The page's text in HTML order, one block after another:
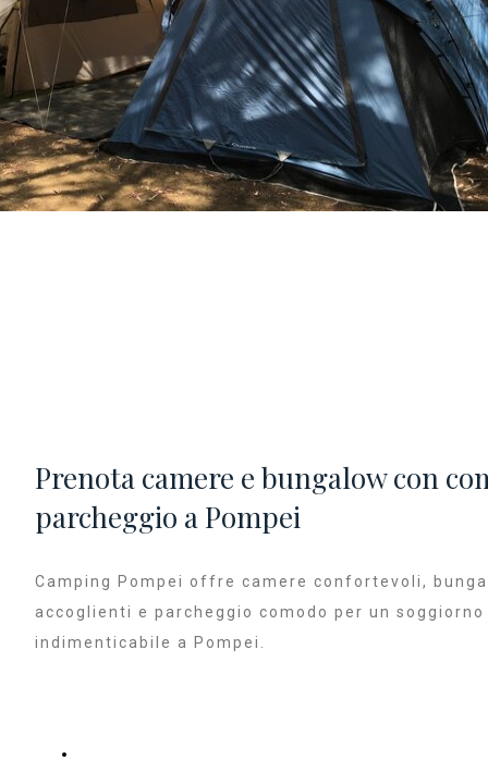
Prenota camere e bungalow con
parcheggio a Pompei
Camping Pompei offre camere confortevoli,
accoglienti e parcheggio comodo per un soggiorno
indimenticabile a Pompei.